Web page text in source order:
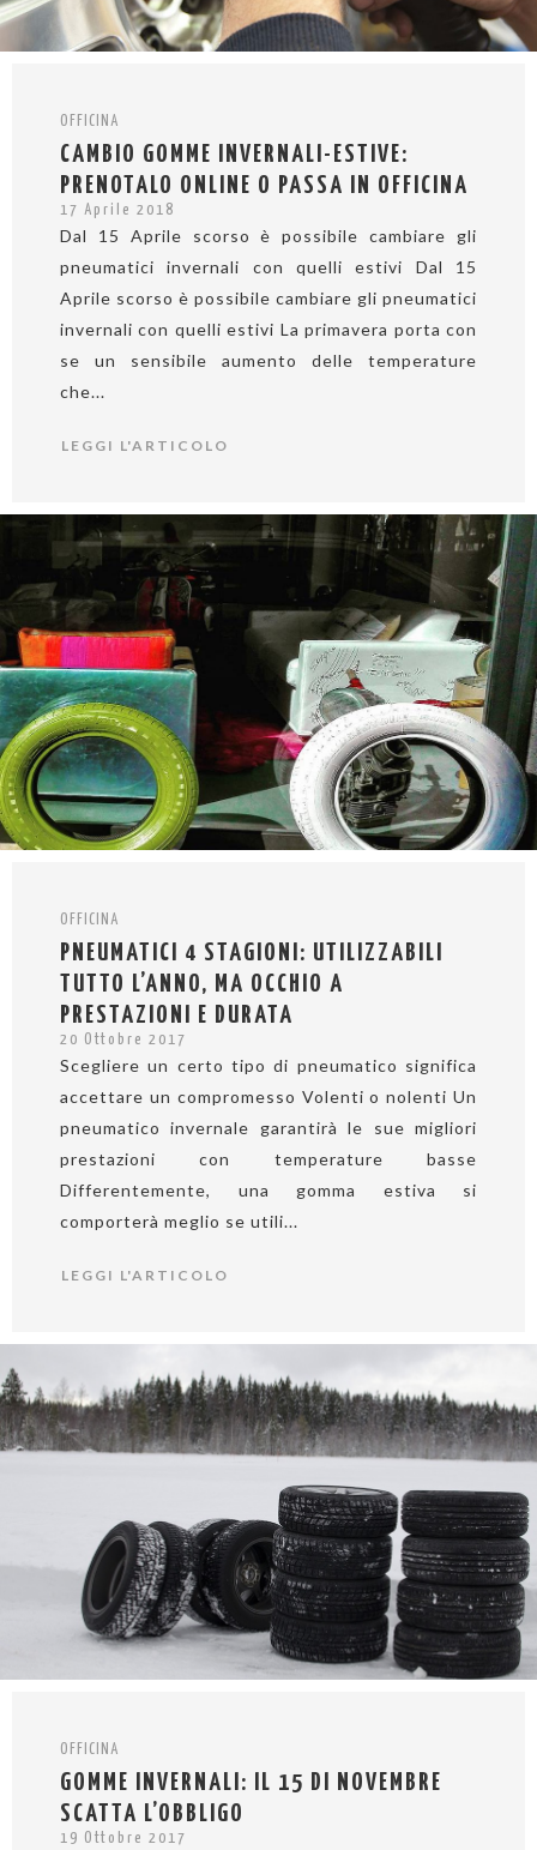
OFFICINA
CAMBIO GOMME INVERNALI-ESTIVE:
PRENOTALO ONLINE O PASSA IN OFFICINA
17 Aprile 2018
Dal 15 Aprile scorso è possibile cambiare gli
pneumatici invernali con quelli estivi Dal 15
Aprile scorso è possibile cambiare gli pneumatici
invernali con quelli estivi La primavera porta con
se un sensibile aumento delle temperature
che...
LEGGI L'ARTICOLO
OFFICINA
PNEUMATICI 4 STAGIONI: UTILIZZABILI
TUTTO L’ANNO, MA OCCHIO A
PRESTAZIONI E DURATA
20 Ottobre 2017
Scegliere un certo tipo di pneumatico significa
accettare un compromesso Volenti o nolenti Un
pneumatico invernale garantirà le sue migliori
prestazioni con temperature basse
Differentemente, una gomma estiva si
comporterà meglio se utili...
LEGGI L'ARTICOLO
OFFICINA
GOMME INVERNALI: IL 15 DI NOVEMBRE
SCATTA L’OBBLIGO
19 Ottobre 2017